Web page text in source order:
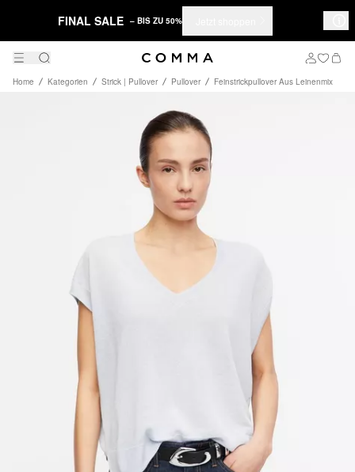
FINAL SALE – BIS ZU 50%
Home Kategorien Strick | Pullover Pullover Feinstrickpullover Aus Leinenmix